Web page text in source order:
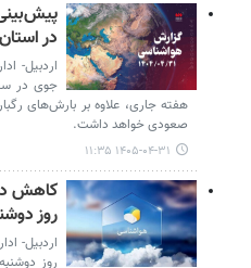
در
اردبیل-
جوی در
هفته جاری، علاوه بر بارش‌های
صعودی خواهد داشت.
۱۴۰۵-۰۴-۳۱ ۱۱:۳۵
کاهش
روز
اردبیل-
روز